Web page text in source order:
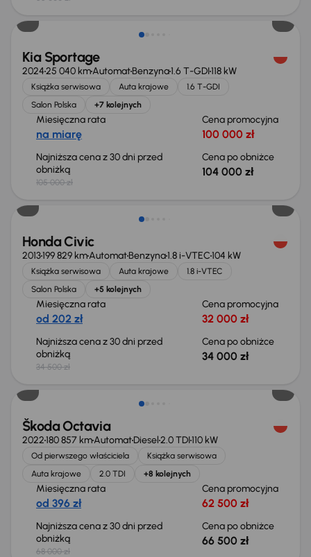
Taniej o 1 000 zł
Kia Sportage
202425 040 kmAutomatBenzyna1.6 T-GDI118 kW
Książka serwisowa Auta krajowe
1.6 T-GDI
Salon Polska
+7 kolejnych
Miesięczna rata
na miarę
Cena promocyjna
100 000 zł
Najniższa cena z 30 dni przed
obniżką
105 000 zł
Cena po obniżce
104 000 zł
Taniej o 500 zł
Honda Civic
2013199 829 kmAutomatBenzyna1.8 i-VTEC104 kW
Książka serwisowa Auta krajowe
1.8 i-VTEC
Salon Polska
+5 kolejnych
Miesięczna rata
od 202 zł
Cena promocyjna
32 000 zł
Najniższa cena z 30 dni przed
obniżką
34 500 zł
Cena po obniżce
34 000 zł
Świeżo skupione
Škoda Octavia
2022180 857 kmAutomatDiesel2.0 TDI110 kW
Od pierwszego właściciela
Książka serwisowa
Auta krajowe
2.0 TDI +8 kolejnych
Miesięczna rata
od 396 zł
Cena promocyjna
62 500 zł
Najniższa cena z 30 dni przed
obniżką
68 000 zł
Cena po obniżce
66 500 zł